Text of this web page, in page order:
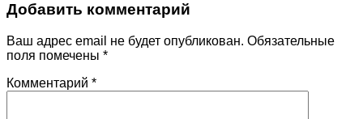
Добавить комментарий
Ваш адрес email не будет опубликован. Обязательные
поля помечены *
Комментарий *